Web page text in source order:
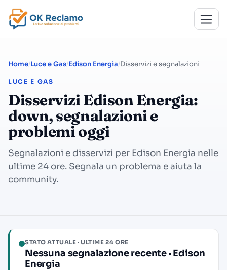
Home Luce e Gas Edison Energia Disservizi e segnalazioni
LUCE E GAS
Disservizi Edison Energia:
down, segnalazioni e
problemi oggi
Segnalazioni e disservizi per Edison Energia nelle
ultime 24 ore. Segnala un problema e aiuta la
community.
STATO ATTUALE · ULTIME 24 ORE
Nessuna segnalazione recente · Edison
Energia